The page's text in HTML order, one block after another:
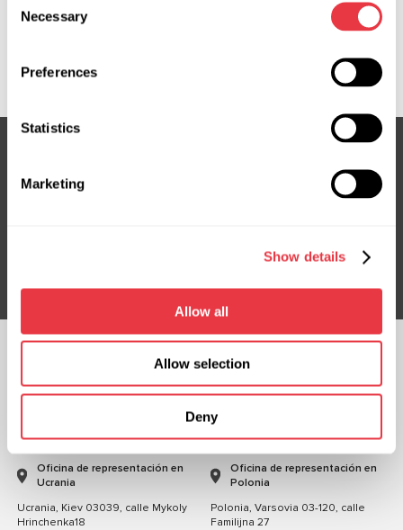
Selection
Necessary
Preferences
Statistics
Marketing
Show details
Allow all
Allow selection
Deny
53601T1VG11, 53601T1WA01, ATGE41131RB, ATGE41132RB,
HO114OEM, HO114R, HO414NLA0R, HO9114R
Suscríbete a nuestro boletín
Suscribirse
NOSOTROS
CONTACTOS
Oficina de representación en
Ucrania
Ucrania, Kiev 03039, calle Mykoly
Hrinchenka18
Oficina de representación en
Polonia
Polonia, Varsovia 03-120, calle
Familijna 27